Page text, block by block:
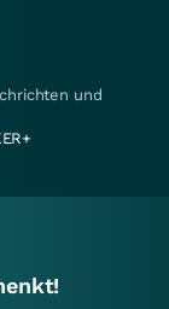
und